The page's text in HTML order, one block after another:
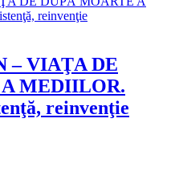
– VIAŢA DE
MEDIILOR.
reinvenţie